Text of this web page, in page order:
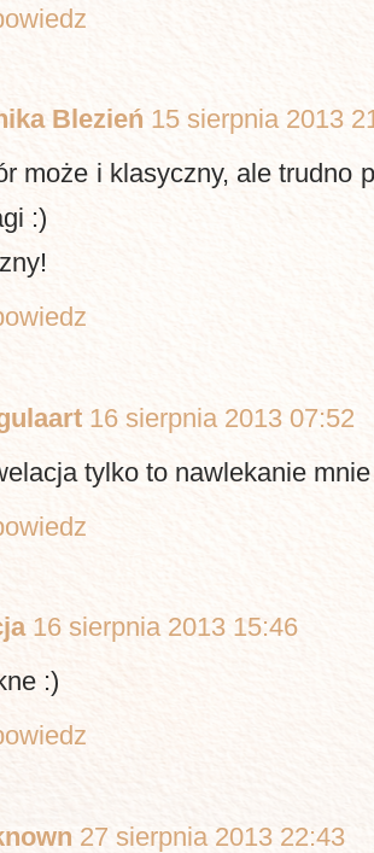
Blezień 15 sierpnia 2013
może i klasyczny, ale trudno
:)
16 sierpnia 2013 07:52
tylko to nawlekanie
16 sierpnia 2013 15:46
:)
27 sierpnia 2013 22:43